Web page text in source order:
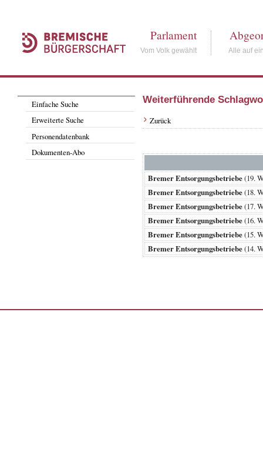
Parlament
Vom Volk gewählt Alle auf
Einfache Suche
Erweiterte Suche
Personendatenbank
Dokumenten-Abo
Weiterführende
Zurück
Bremer Entsorgungsbetriebe(19.
Bremer Entsorgungsbetriebe(18.
Bremer Entsorgungsbetriebe(17.
Bremer Entsorgungsbetriebe(16.
Bremer Entsorgungsbetriebe(15.
Bremer Entsorgungsbetriebe(14.